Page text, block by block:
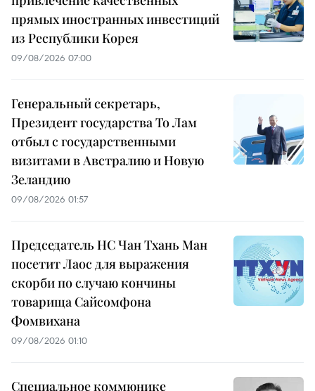
прямых иностранных инвестиций
из Республики Корея
09/08/2026 07:00
Генеральный секретарь,
Президент государства То Лам
отбыл с государственными
визитами в Австралию и Новую
Зеландию
09/08/2026 01:57
Председатель НС Чан Тхань Ман
посетит Лаос для выражения
скорби по случаю кончины
товарища Сайсомфона
Фомвихана
09/08/2026 01:10
Специальное коммюнике